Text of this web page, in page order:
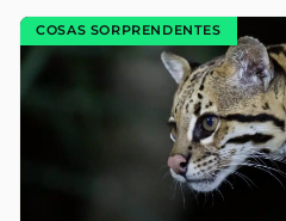
COSAS SORPRENDENTES